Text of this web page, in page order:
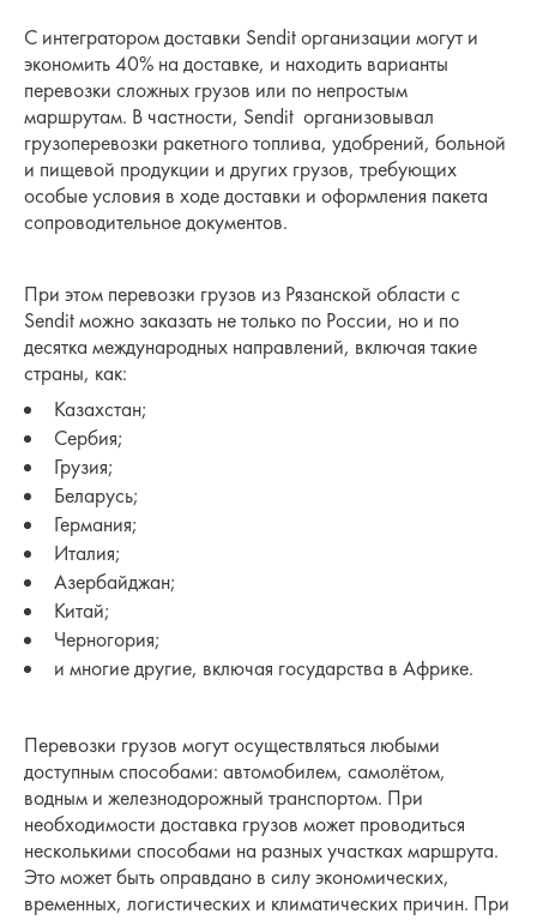
С интегратором доставки Sendit организации могут и
экономить 40% на доставке, и находить варианты
перевозки сложных грузов или по непростым
маршрутам. В частности, Sendit организовывал
грузоперевозки ракетного топлива, удобрений, больной
и пищевой продукции и других грузов, требующих
особые условия в ходе доставки и оформления пакета
сопроводительное документов.
При этом перевозки грузов из Рязанской области с
Sendit можно заказать не только по России, но и по
десятка международных направлений, включая такие
страны, как:
Казахстан;
Сербия;
Грузия;
Беларусь;
Германия;
Италия;
Азербайджан;
Китай;
Черногория;
и многие другие, включая государства в Африке.
Перевозки грузов могут осуществляться любыми
доступным способами: автомобилем, самолётом,
водным и железнодорожный транспортом. При
необходимости доставка грузов может проводиться
несколькими способами на разных участках маршрута.
Это может быть оправдано в силу экономических,
временных, логистических и климатических причин. При